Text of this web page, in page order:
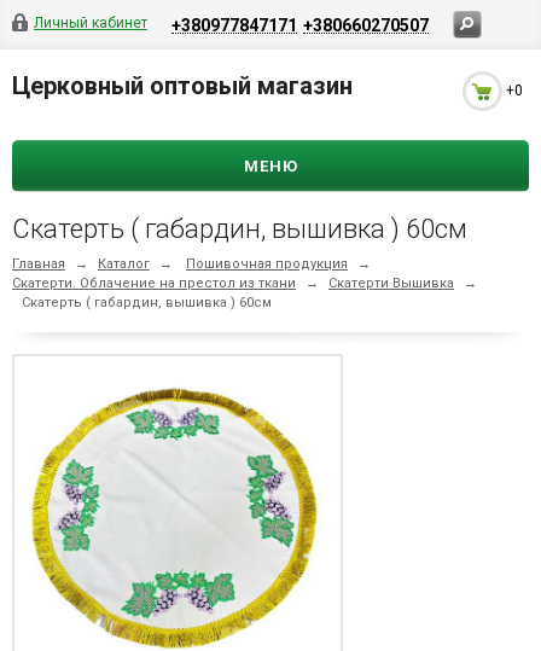
Личный кабинет +380977847171 +380660270507
Церковный оптовый магазин +0
МЕНЮ
Скатерть ( габардин, вышивка ) 60см
Главная → Каталог → Пошивочная продукция
→
Скатерти. Облачение на престол из ткани
→ Скатерти Вышивка
→
Скатерть ( габардин, вышивка ) 60см